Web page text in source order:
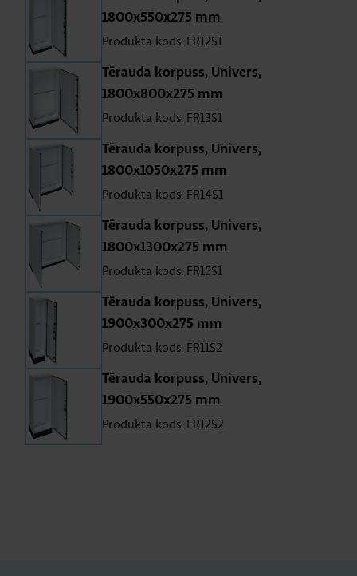
1800x550x275 mm
Produkta kods: FR12S1
Tē­rauda kor­puss, Uni­vers,
1800x800x275 mm
Produkta kods: FR13S1
Tē­rauda kor­puss, Uni­vers,
1800x1050x275 mm
Produkta kods: FR14S1
Tē­rauda kor­puss, Uni­vers,
1800x1300x275 mm
Produkta kods: FR15S1
Tē­rauda kor­puss, Uni­vers,
1900x300x275 mm
Produkta kods: FR11S2
Tē­rauda kor­puss, Uni­vers,
1900x550x275 mm
Produkta kods: FR12S2